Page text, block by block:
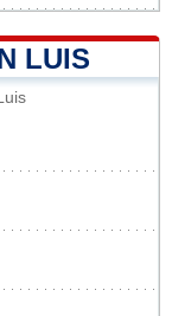
LUIS